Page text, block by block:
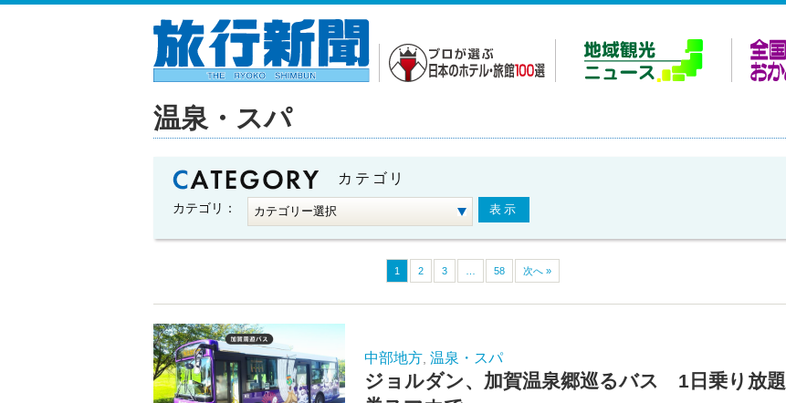
温泉・スパ
カテゴリ
カテゴリ：
1 2 3 58 次へ »
中部地方, 温泉・スパ
ジョルダン、加賀温泉郷巡るバス 1日乗り放題